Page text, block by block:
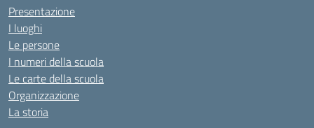
Presentazione
I luoghi
Le persone
I numeri della scuola
Le carte della scuola
Organizzazione
La storia